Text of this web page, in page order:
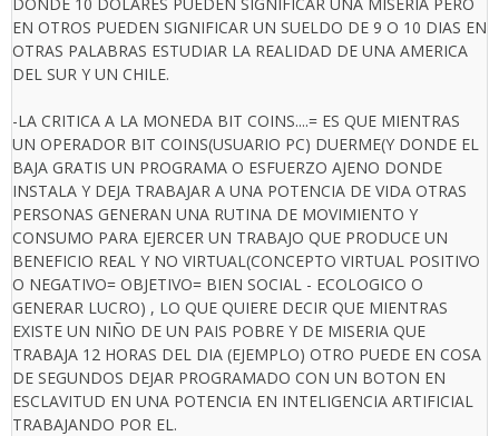
EN OTROS PUEDEN SIGNIFICAR UN SUELDO DE 9 O 10 DIAS EN
OTRAS PALABRAS ESTUDIAR LA REALIDAD DE UNA AMERICA
DEL SUR Y UN CHILE.
-LA CRITICA A LA MONEDA BIT COINS....= ES QUE MIENTRAS
UN OPERADOR BIT COINS(USUARIO PC) DUERME(Y DONDE EL
BAJA GRATIS UN PROGRAMA O ESFUERZO AJENO DONDE
INSTALA Y DEJA TRABAJAR A UNA POTENCIA DE VIDA OTRAS
PERSONAS GENERAN UNA RUTINA DE MOVIMIENTO Y
CONSUMO PARA EJERCER UN TRABAJO QUE PRODUCE UN
BENEFICIO REAL Y NO VIRTUAL(CONCEPTO VIRTUAL POSITIVO
O NEGATIVO= OBJETIVO= BIEN SOCIAL - ECOLOGICO O
GENERAR LUCRO) , LO QUE QUIERE DECIR QUE MIENTRAS
EXISTE UN NIÑO DE UN PAIS POBRE Y DE MISERIA QUE
TRABAJA 12 HORAS DEL DIA (EJEMPLO) OTRO PUEDE EN COSA
DE SEGUNDOS DEJAR PROGRAMADO CON UN BOTON EN
ESCLAVITUD EN UNA POTENCIA EN INTELIGENCIA ARTIFICIAL
TRABAJANDO POR EL.